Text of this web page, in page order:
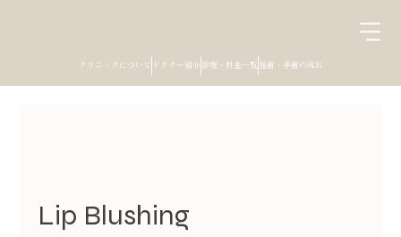
クリニックについて ドクター紹介 診療・料金一覧 施術・手術の流れ
Lip Blushing